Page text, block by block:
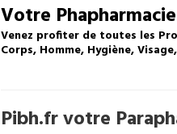
Votre
Venez profiter de toutes les
Corps, Homme, Hygiène,
Pibh.fr votre